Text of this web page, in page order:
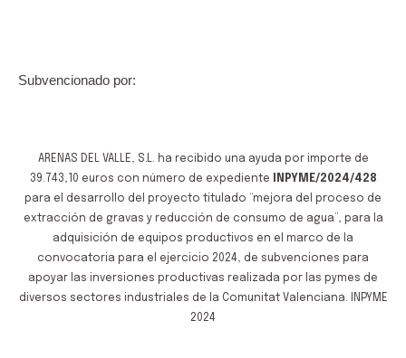
Subvencionado por:
ARENAS DEL VALLE, S.L. ha recibido una ayuda por importe de
39.743,10 euros con número de expediente
INPYME/2024/428
para el desarrollo del proyecto titulado “mejora del proceso de
extracción de gravas y reducción de consumo de agua”, para la
adquisición de equipos productivos en el marco de la
convocatoria para el ejercicio 2024, de subvenciones para
apoyar las inversiones productivas realizada por las pymes de
diversos sectores industriales de la Comunitat Valenciana. INPYME
2024